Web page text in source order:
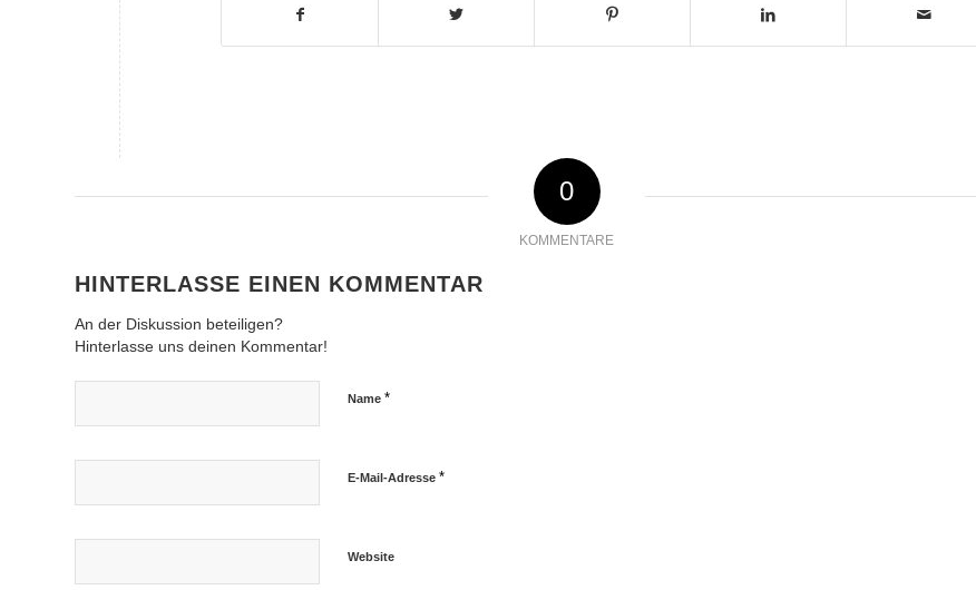
0
KOMMENTARE
HINTERLASSE EINEN KOMMENTAR
An der Diskussion beteiligen?
Hinterlasse uns deinen Kommentar!
Name *
E-Mail-Adresse *
Website